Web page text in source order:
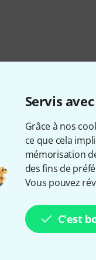
Servis
Grâce à nos
ce que cela
mémorisation
des fins de
Vous pouvez
C'est